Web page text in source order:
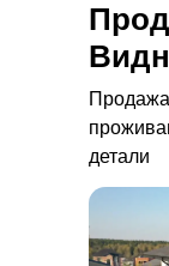
детали